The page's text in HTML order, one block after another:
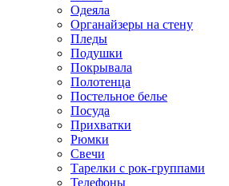
Одеяла
Органайзеры на стену
Пледы
Подушки
Покрывала
Полотенца
Постельное белье
Посуда
Прихватки
Рюмки
Свечи
Тарелки с рок-группами
Телефоны